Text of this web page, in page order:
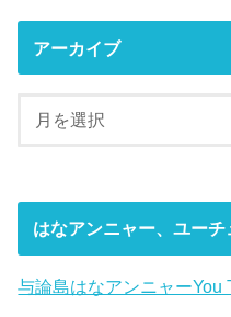
アーカイブ
はなアンニャー、ユーチ
与論島はなアンニャーYou